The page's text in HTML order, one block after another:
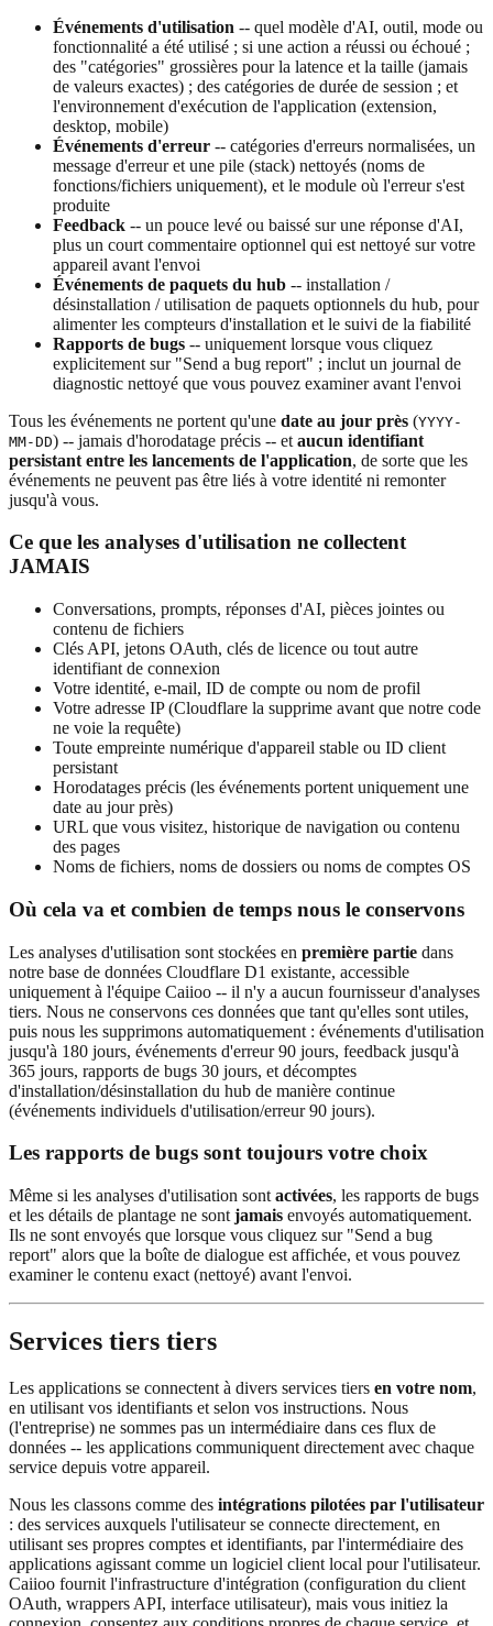
Événements d'utilisation -- quel modèle d'AI, outil, mode ou
fonctionnalité a été utilisé ; si une action a réussi ou échoué ;
des "catégories" grossières pour la latence et la taille (jamais
de valeurs exactes) ; des catégories de durée de session ; et
l'environnement d'exécution de l'application (extension,
desktop, mobile)
Événements d'erreur -- catégories d'erreurs normalisées, un
message d'erreur et une pile (stack) nettoyés (noms de
fonctions/fichiers uniquement), et le module où l'erreur s'est
produite
Feedback -- un pouce levé ou baissé sur une réponse d'AI,
plus un court commentaire optionnel qui est nettoyé sur votre
appareil avant l'envoi
Événements de paquets du hub -- installation /
désinstallation / utilisation de paquets optionnels du hub, pour
alimenter les compteurs d'installation et le suivi de la fiabilité
Rapports de bugs -- uniquement lorsque vous cliquez
explicitement sur "Send a bug report" ; inclut un journal de
diagnostic nettoyé que vous pouvez examiner avant l'envoi
Tous les événements ne portent qu'une date au jour près (YYYY-
MM-DD) -- jamais d'horodatage précis -- et aucun identifiant
persistant entre les lancements de l'application, de sorte que les
événements ne peuvent pas être liés à votre identité ni remonter
jusqu'à vous.
Ce que les analyses d'utilisation ne collectent
JAMAIS
Conversations, prompts, réponses d'AI, pièces jointes ou
contenu de fichiers
Clés API, jetons OAuth, clés de licence ou tout autre
identifiant de connexion
Votre identité, e-mail, ID de compte ou nom de profil
Votre adresse IP (Cloudflare la supprime avant que notre code
ne voie la requête)
Toute empreinte numérique d'appareil stable ou ID client
persistant
Horodatages précis (les événements portent uniquement une
date au jour près)
URL que vous visitez, historique de navigation ou contenu
des pages
Noms de fichiers, noms de dossiers ou noms de comptes OS
Où cela va et combien de temps nous le conservons
Les analyses d'utilisation sont stockées en première partie dans
notre base de données Cloudflare D1 existante, accessible
uniquement à l'équipe Caiioo -- il n'y a aucun fournisseur d'analyses
tiers. Nous ne conservons ces données que tant qu'elles sont utiles,
puis nous les supprimons automatiquement : événements d'utilisation
jusqu'à 180 jours, événements d'erreur 90 jours, feedback jusqu'à
365 jours, rapports de bugs 30 jours, et décomptes
d'installation/désinstallation du hub de manière continue
(événements individuels d'utilisation/erreur 90 jours).
Les rapports de bugs sont toujours votre choix
Même si les analyses d'utilisation sont activées, les rapports de bugs
et les détails de plantage ne sont jamais envoyés automatiquement.
Ils ne sont envoyés que lorsque vous cliquez sur "Send a bug
report" alors que la boîte de dialogue est affichée, et vous pouvez
examiner le contenu exact (nettoyé) avant l'envoi.
Services tiers tiers
Les applications se connectent à divers services tiers en votre nom,
en utilisant vos identifiants et selon vos instructions. Nous
(l'entreprise) ne sommes pas un intermédiaire dans ces flux de
données -- les applications communiquent directement avec chaque
service depuis votre appareil.
Nous les classons comme des intégrations pilotées par l'utilisateur
: des services auxquels l'utilisateur se connecte directement, en
utilisant ses propres comptes et identifiants, par l'intermédiaire des
applications agissant comme un logiciel client local pour l'utilisateur.
Caiioo fournit l'infrastructure d'intégration (configuration du client
OAuth, wrappers API, interface utilisateur), mais vous initiez la